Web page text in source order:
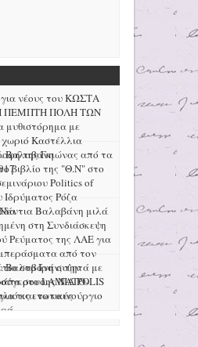
για νέους του ΚΩΣΤΑ
ΠΕΜΠΤΗ ΠΟΛΗ ΤΩΝ
με
χωριό Καστέλλια
της Γκιώνας από τα
Βαλαβάνη
βιβλίο της "Θ.Ν" στο
Politics of
Ιδρύματος Ρόζα
Βαλαβάνη μιλά
στη Συνδιάσκεψη
Ρεύματος της ΛΑΕ για
από τον
στο Ιράν, την
σύγκρουσης ΝΑΤΟ-
τις ενωτικές
Βαλαβάνη συζητά με
στο LAMIA POLIS
και το καινούργιο